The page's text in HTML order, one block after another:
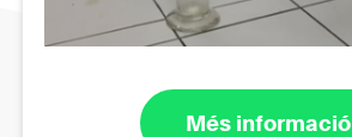
Més informació